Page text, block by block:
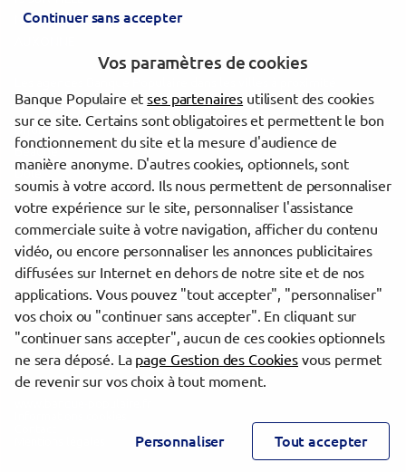
NUITS ST GEORGES
Dijon
Beaune
Dole
Trouver une agence Banque Populaire
Côte-d'Or
Dijon
DIJON CAP NORD
evermaps ©
Continuer sans accepter
Vos paramètres de cookies
Banque Populaire etses partenaires utilisent des cookies
sur ce site. Certains sont obligatoires et permettent le bon
fonctionnement du site et la mesure d'audience de
manière anonyme. D'autres cookies, optionnels, sont
soumis à votre accord. Ils nous permettent de personnaliser
votre expérience sur le site, personnaliser l'assistance
commerciale suite à votre navigation, afficher du contenu
vidéo, ou encore personnaliser les annonces publicitaires
diffusées sur Internet en dehors de notre site et de nos
applications. Vous pouvez "tout accepter", "personnaliser"
vos choix ou "continuer sans accepter". En cliquant sur
"continuer sans accepter", aucun de ces cookies optionnels
ne sera déposé. La page Gestion des Cookiesvous permet
de revenir sur vos choix à tout moment.
Personnaliser Tout accepter